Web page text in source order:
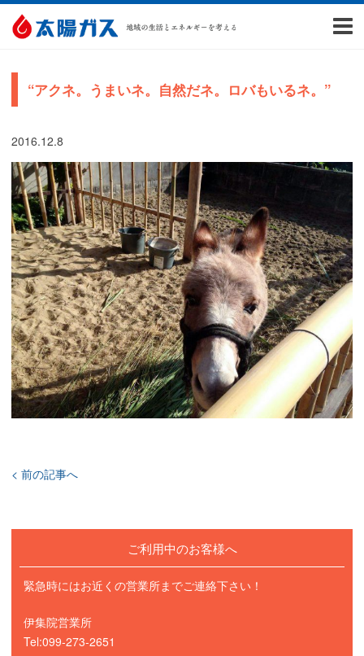
“アクネ。うまいネ。自然だネ。ロバもいるネ。”
2016.12.8
< 前の記事へ
ご利用中のお客様へ
緊急時にはお近くの営業所までご連絡下さい！
伊集院営業所
Tel:099-273-2651